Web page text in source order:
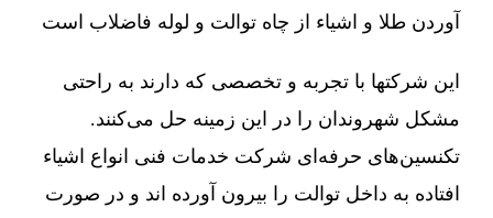
آوردن طلا و اشیاء از چاه توالت و لوله فاضلاب است
این شرکتها با تجربه و تخصصی که دارند به راحتی
مشکل شهروندان را در این زمینه حل می‌کنند.
تکنسین‌های حرفه‌ای شرکت خدمات فنی انواع اشیاء
افتاده به داخل توالت را بیرون آورده اند و در صورت